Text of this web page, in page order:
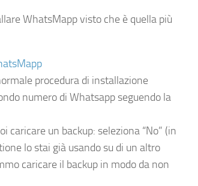
WhatsMapp visto che è quella più
procedura di installazione
numero di Whatsapp seguendo la
caricare un backup: seleziona “No” (in
lo stai già usando su di un altro
caricare il backup in modo da non